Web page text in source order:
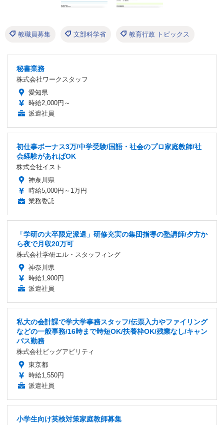
教職員募集 文部科学省 教育行政 トピックス
秘書業務
株式会社ワークスタッフ
愛知県
時給2,000円～
派遣社員
初仕事ボーナス3万/中学受験/国語・社会のプロ家庭教師/社
会経験があればOK
株式会社イスト
神奈川県
時給5,000円～1万円
業務委託
「学研の大卒限定派遣」研修充実の集団指導の塾講師/夕方か
ら夜で月収20万可
株式会社学研エル・スタッフィング
神奈川県
時給1,900円
派遣社員
私大の会計課で学大学事務スタッフ/伝票入力やファイリング
などの一般事務/16時まで時短OK/扶養枠OK/残業なし/キャン
パス勤務
株式会社ビッグアビリティ
東京都
時給1,550円
派遣社員
小学生向け英検対策家庭教師募集